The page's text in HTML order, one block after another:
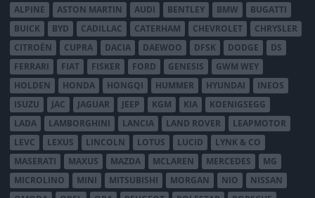
ALPINE
ASTON MARTIN AUDI BENTLEY BMW
BUGATTI
BUICK
BYD CADILLAC CATERHAM CHEVROLET
CHRYSLER
CITROËN
CUPRA DACIA DAEWOO DFSK DODGE
DS
FERRARI
FIAT FISKER FORD GENESIS
GWM WEY
HOLDEN
HONDA HONGQI HUMMER HYUNDAI
INEOS
ISUZU
JAC JAGUAR JEEP KGM KIA
KOENIGSEGG
LADA
LAMBORGHINI LANCIA LAND ROVER
LEAPMOTOR
LEVC
LEXUS LINCOLN LOTUS LUCID
LYNK & CO
MASERATI
MAXUS MAZDA MCLAREN MERCEDES
MG
MICROLINO
MINI MITSUBISHI MORGAN NIO
NISSAN